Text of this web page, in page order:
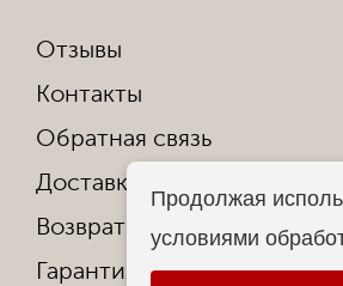
Отзывы
Контакты
Обратная связь
Доставка и оплата
Возврат и обмен
Гарантия от
Продолжая
условиями